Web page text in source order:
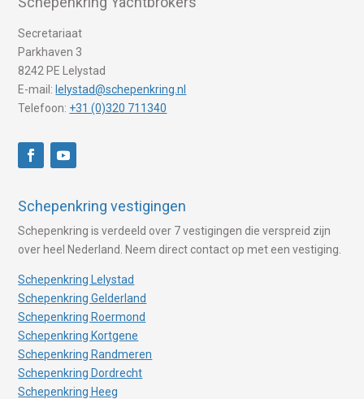
Secretariaat
Parkhaven 3
8242 PE Lelystad
E-mail: lelystad@schepenkring.nl
Telefoon: +31 (0)320 711340
Schepenkring vestigingen
Schepenkring is verdeeld over 7 vestigingen die verspreid zijn
over heel Nederland. Neem direct contact op met een vestiging.
Schepenkring Lelystad
Schepenkring Gelderland
Schepenkring Roermond
Schepenkring Kortgene
Schepenkring Randmeren
Schepenkring Dordrecht
Schepenkring Heeg